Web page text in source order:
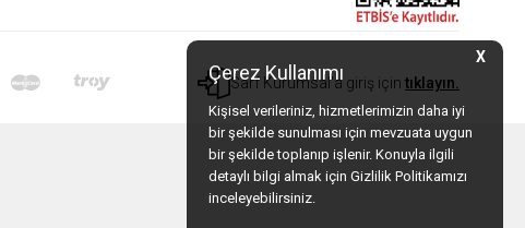
X
Çerez Kullanımı
Kişisel verileriniz, hizmetlerimizin daha iyi
bir şekilde sunulması için mevzuata uygun
bir şekilde toplanıp işlenir. Konuyla ilgili
detaylı bilgi almak için Gizlilik Politikamızı
inceleyebilirsiniz.
Sarf Kurumsal'a giriş için tıklayın.